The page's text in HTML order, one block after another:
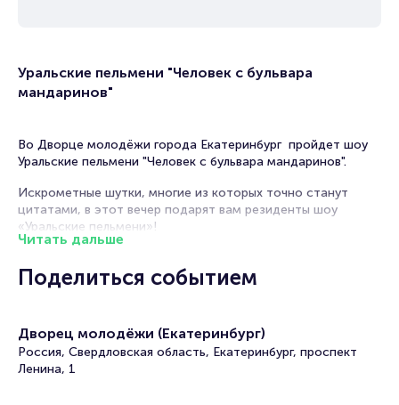
Уральские пельмени "Человек с бульвара
мандаринов"
Во Дворце молодёжи города Екатеринбург пройдет шоу
Уральские пельмени "Человек с бульвара мандаринов".
Искрометные шутки, многие из которых точно станут
цитатами, в этот вечер подарят вам резиденты шоу
«Уральские пельмени»!
каждое выступление которых буквально взрывает зал, так
и знакомство с новыми участниками, шутки которых
Умение смеяться над самыми не смешными вещами,
находить веселое и забавное там, где, казалось бы, его
вовсе нет – одна из особенностей этого
Читать дальше
Поделиться событием
Дворец молодёжи (Екатеринбург)
Россия, Свердловская область, Екатеринбург, проспект
Ленина, 1